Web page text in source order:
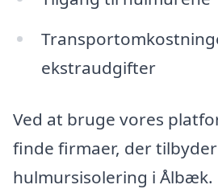
ekstraudgifter
Ved at bruge vores
finde firmaer, der tilbyder
hulmursisolering i Ålbæk.